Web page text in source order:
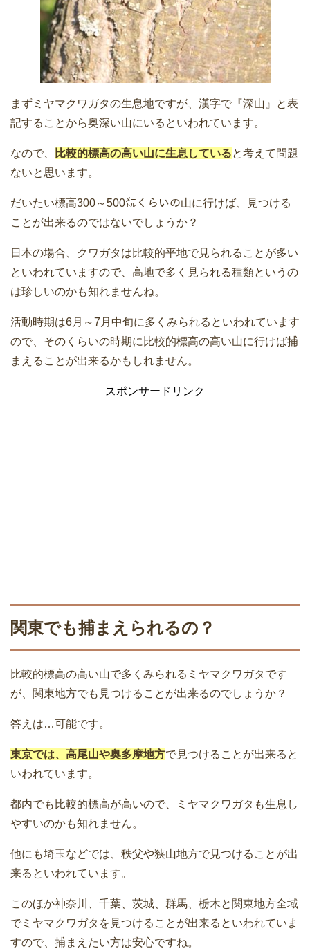
まずミヤマクワガタの生息地ですが、漢字で『深山』と表
記することから奥深い山にいるといわれています。
なので、 比較的標高の高い山に生息していると考えて問題
ないと思います。
だいたい標高300～500㍍くらいの山に行けば、見つける
ことが出来るのではないでしょうか？
日本の場合、クワガタは比較的平地で見られることが多い
といわれていますので、高地で多く見られる種類というの
は珍しいのかも知れませんね。
活動時期は6月～7月中旬に多くみられるといわれています
ので、そのくらいの時期に比較的標高の高い山に行けば捕
まえることが出来るかもしれません。
スポンサードリンク
関東でも捕まえられるの？
比較的標高の高い山で多くみられるミヤマクワガタです
が、関東地方でも見つけることが出来るのでしょうか？
答えは…可能です。
東京では、 高尾山や奥多摩地方で見つけることが出来ると
いわれています。
都内でも比較的標高が高いので、ミヤマクワガタも生息し
やすいのかも知れません。
他にも埼玉などでは、秩父や狭山地方で見つけることが出
来るといわれています。
このほか神奈川、千葉、茨城、群馬、栃木と関東地方全域
でミヤマクワガタを見つけることが出来るといわれていま
すので、捕まえたい方は安心ですね。